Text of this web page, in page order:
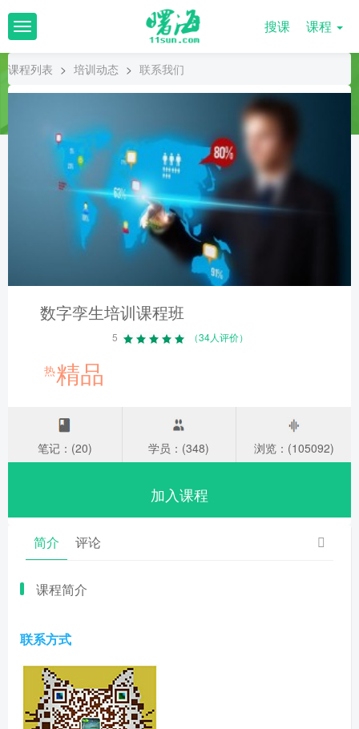
T
o
g
l
搜课 课程
课程列表 > 培训动态 > 联系我们
数字孪生培训课程班
5 （34人评价）
热精品
笔记：(20) 学员：(348) 浏览：(105092)
加入课程
简介 评论
课程简介
联系方式